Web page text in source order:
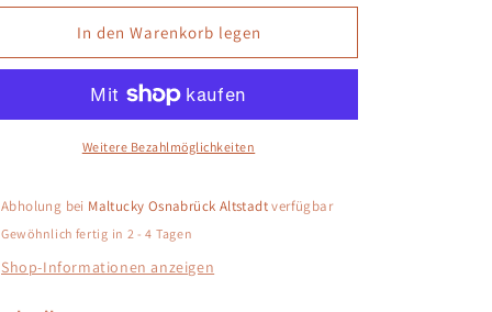
O`Donnell
Moonshine
„Macadamia“
O`Donnell
Moonshine
„Macadamia“
20ml
In den Warenkorb legen
Weitere Bezahlmöglichkeiten
Abholung bei Maltucky Osnabrück Altstadtverfügbar
Gewöhnlich fertig in 2 - 4 Tagen
Shop-Informationen anzeigen